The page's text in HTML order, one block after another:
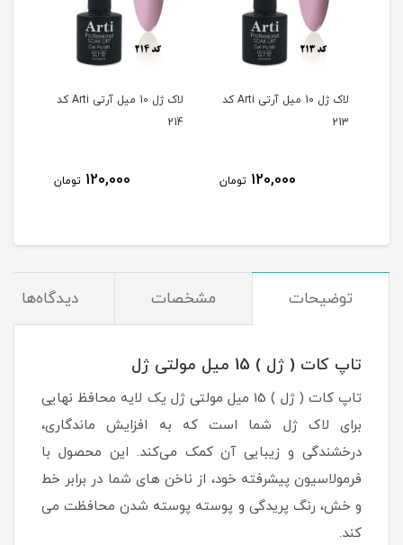
لاک ژل 10 میل آرتی Arti کد
213
120,000 تومان
لاک ژل 10 میل آرتی Arti کد
214
120,000 تومان
توضیحات مشخصات دیدگاه‌ها
تاپ کات ( ژل ) 15 میل مولتی ژل
تاپ کات ( ژل ) 15 میل مولتی ژل یک لایه محافظ نهایی
برای لاک ژل شما است که به افزایش ماندگاری،
درخشندگی و زیبایی آن کمک می‌کند. این محصول با
فرمولاسیون پیشرفته خود، از ناخن های شما در برابر خط
و خش، رنگ پریدگی و پوسته پوسته شدن محافظت می
کند.